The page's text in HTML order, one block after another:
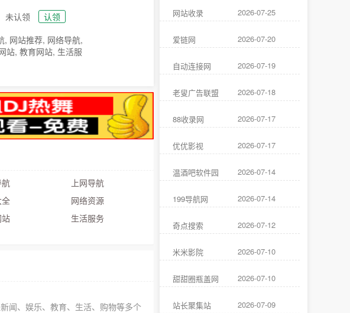
未认领
认领
, 网站推荐, 网络导航,
站, 教育网站, 生活服
上网导航
网络资源
生活服务
闻、娱乐、教育、生活、购物等多个
网站收录 2026-07-25
爱链网 2026-07-20
自动连接网 2026-07-19
老叟广告联盟 2026-07-18
88收录网 2026-07-17
优优影视 2026-07-17
温酒吧软件园 2026-07-14
199导航网 2026-07-14
奇点搜索 2026-07-12
米米影院 2026-07-10
甜甜圈瓶盖网 2026-07-10
站长聚集站 2026-07-09